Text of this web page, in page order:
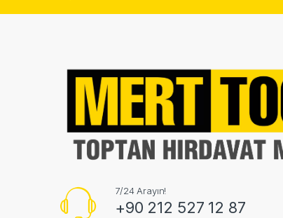
7/24 Arayın!
+90 212 527 12 87